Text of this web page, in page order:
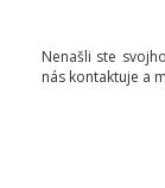
Nenašli ste
nás kontaktuje a